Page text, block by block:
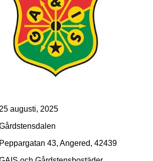
25 augusti, 2025
Peppargatan 43, Angered, 42439